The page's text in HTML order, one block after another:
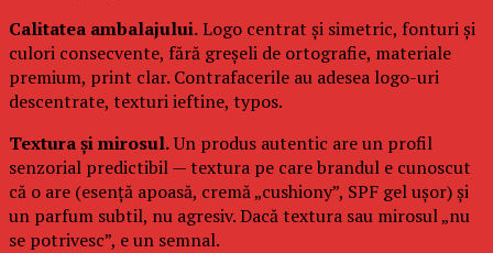
Calitatea ambalajului.Logo centrat și simetric, fonturi și
culori consecvente, fără greșeli de ortografie, materiale
premium, print clar. Contrafacerile au adesea logo-uri
descentrate, texturi ieftine, typos.
Textura și mirosul.Un produs autentic are un profil
senzorial predictibil — textura pe care brandul e cunoscut
că o are (esență apoasă, cremă „cushiony”, SPF gel ușor) și
un parfum subtil, nu agresiv. Dacă textura sau mirosul „nu
se potrivesc”, e un semnal.